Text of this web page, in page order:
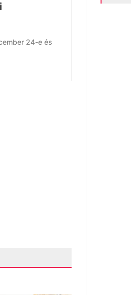
24-e és